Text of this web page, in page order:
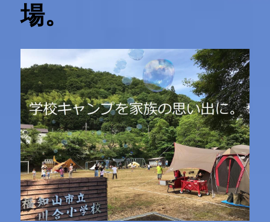
価格表
お問合せ・ご予約はこちらから
お問い合わせ
最新情報
場。